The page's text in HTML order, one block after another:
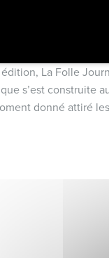
La Folle
s’est construite
donné attiré